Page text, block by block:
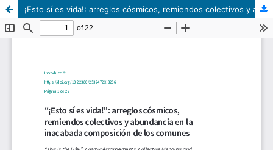
¡Esto sí es vida!: arreglos cósmicos, remiendos colectivos y abundancia en la inacabada composición de los comunes